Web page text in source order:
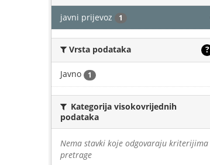
javni prijevoz 1
Vrsta podataka ?
Javno 1
Kategorija visokovrijednih
podataka
Nema stavki koje odgovaraju kriterijima
pretrage